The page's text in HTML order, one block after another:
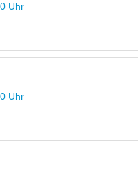
Uhr
Uhr